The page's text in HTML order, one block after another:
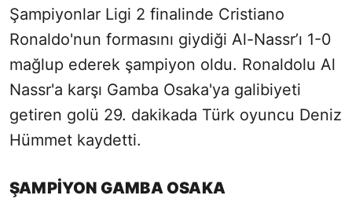
Şampiyonlar Ligi 2 finalinde Cristiano
Ronaldo'nun formasını giydiği Al-Nassr’ı 1-0
mağlup ederek şampiyon oldu. Ronaldolu Al
Nassr'a karşı Gamba Osaka'ya galibiyeti
getiren golü 29. dakikada Türk oyuncu Deniz
Hümmet kaydetti.
ŞAMPİYON GAMBA OSAKA